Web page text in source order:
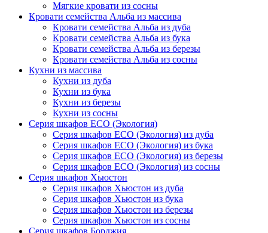
Мягкие кровати из сосны
Кровати семейства Альба из массива
Кровати семейства Альба из дуба
Кровати семейства Альба из бука
Кровати семейства Альба из березы
Кровати семейства Альба из сосны
Кухни из массива
Кухни из дуба
Кухни из бука
Кухни из березы
Кухни из сосны
Серия шкафов ECO (Экология)
Серия шкафов ECO (Экология) из дуба
Серия шкафов ECO (Экология) из бука
Серия шкафов ECO (Экология) из березы
Серия шкафов ECO (Экология) из сосны
Серия шкафов Хьюстон
Серия шкафов Хьюстон из дуба
Серия шкафов Хьюстон из бука
Серия шкафов Хьюстон из березы
Серия шкафов Хьюстон из сосны
Серия шкафов Борджия